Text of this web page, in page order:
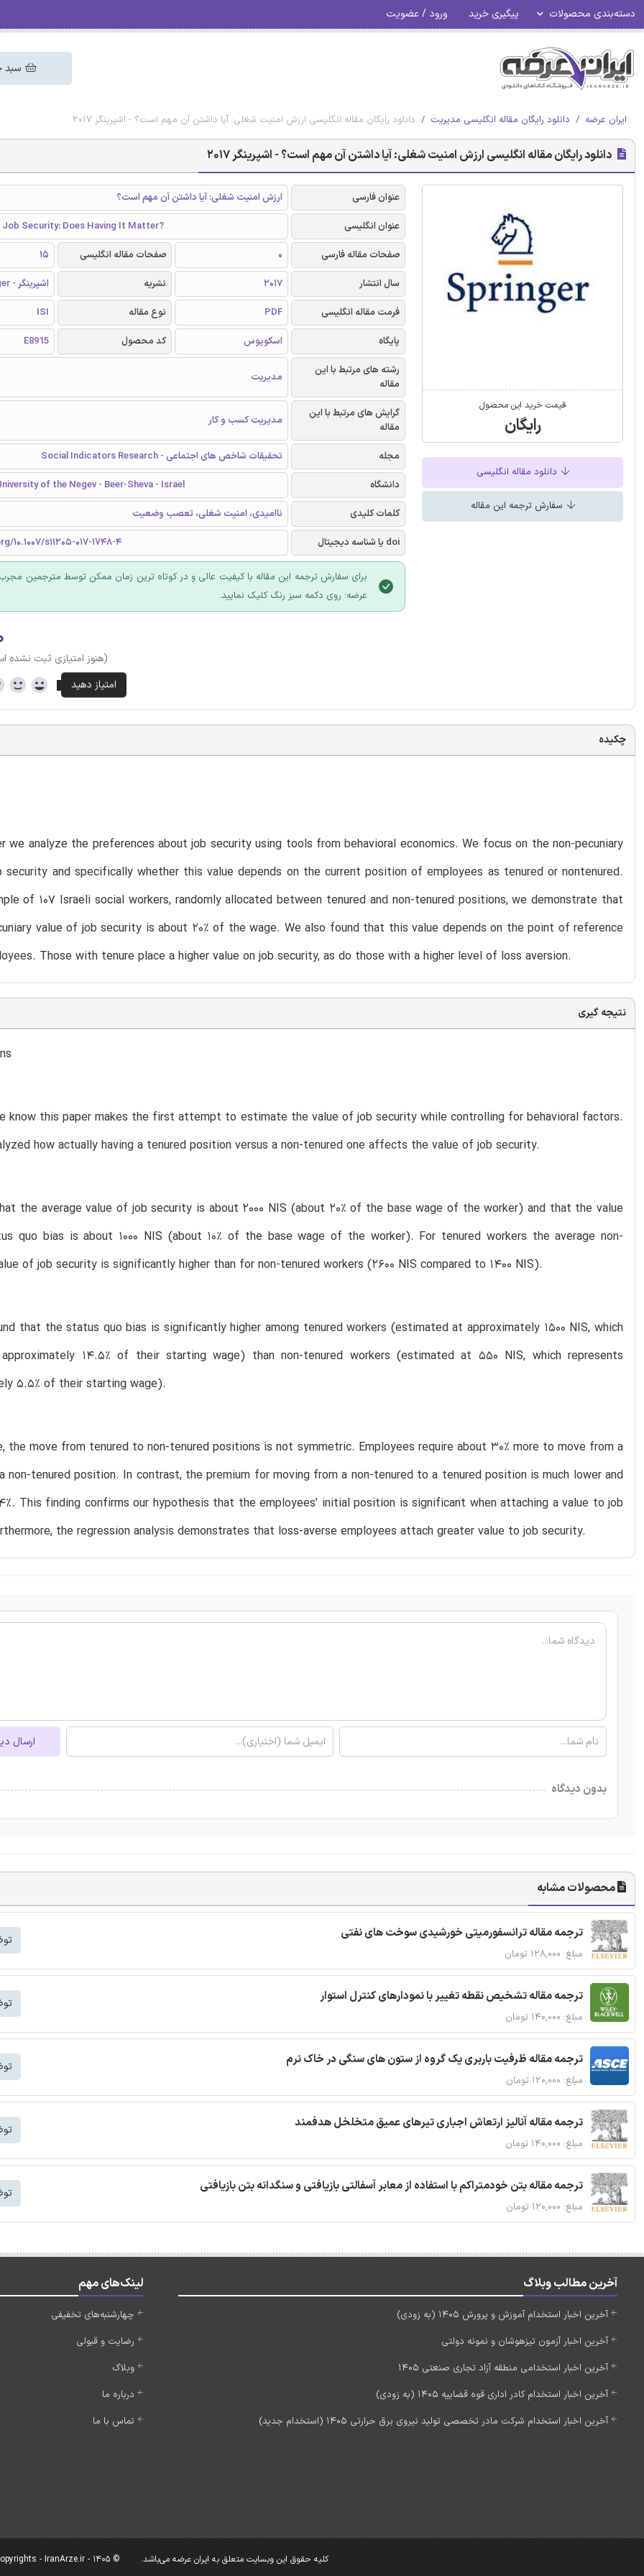
دسته‌بندی محصولات پیگیری خرید ورود / عضویت
سبد
ایران عرضه دانلود رایگان مقاله انگلیسی مدیریت دانلود رایگان مقاله انگلیسی ارزش امنیت شغلی: آیا داشتن آن مهم است؟ - اشپرینگر 2017
دانلود رایگان مقاله انگلیسی ارزش امنیت شغلی: آیا داشتن آن مهم است؟ - اشپرینگر 2017
قیمت خرید این محصول
رایگان
دانلود مقاله انگلیسی
سفارش ترجمه این مقاله
عنوان فارسی
ارزش امنیت شغلی: آیا داشتن آن مهم است؟
عنوان انگلیسی
Job Security: Does Having It Matter?
صفحات مقاله فارسی
0 صفحات مقاله انگلیسی
15
سال انتشار
2017 نشریه
اشپرینگر - Springer
فرمت مقاله انگلیسی
PDF نوع مقاله
ISI
پایگاه
اسکوپوس کد محصول
E8915
رشته های مرتبط با این
مقاله
مدیریت
گرایش های مرتبط با این
مقاله
مدیریت کسب و کار
مجله
تحقیقات شاخص های اجتماعی - Social Indicators Research
دانشگاه
of the Negev - Beer-Sheva - Israel
کلمات کلیدی
ناامیدی، امنیت شغلی، تعصب وضعیت
doi یا شناسه دیجیتال
10.1007/s11205-017-1748-4
برای سفارش ترجمه این مقاله با کیفیت عالی و در کوتاه ترین زمان ممکن توسط مترجمین
عرضه؛ روی دکمه سبز رنگ کلیک نمایید.
(هنوز امتیازی ثبت نشده
چکیده
we analyze the preferences about job security using tools from behavioral economics. We focus on the non-pecuniary
security and specifically whether this value depends on the current position of employees as tenured or nontenured.
of 107 Israeli social workers, randomly allocated between tenured and non-tenured positions, we demonstrate that
value of job security is about 20% of the wage. We also found that this value depends on the point of reference
Those with tenure place a higher value on job security, as do those with a higher level of loss aversion.
نتیجه گیری
know this paper makes the first attempt to estimate the value of job security while controlling for behavioral factors.
how actually having a tenured position versus a non-tenured one affects the value of job security.
the average value of job security is about 2000 NIS (about 20% of the base wage of the worker) and that the value
quo bias is about 1000 NIS (about 10% of the base wage of the worker). For tenured workers the average non-
of job security is significantly higher than for non-tenured workers (2600 NIS compared to 1400 NIS).
that the status quo bias is significantly higher among tenured workers (estimated at approximately 1500 NIS, which
14.5% of their starting wage) than non-tenured workers (estimated at 550 NIS, which represents
5.5% of their starting wage).
the move from tenured to non-tenured positions is not symmetric. Employees require about 30% more to move from a
non-tenured position. In contrast, the premium for moving from a non-tenured to a tenured position is much lower and
This finding confirms our hypothesis that the employees’ initial position is significant when attaching a value to job
the regression analysis demonstrates that loss-averse employees attach greater value to job security.
ارسال
بدون دیدگاه
محصولات مشابه
ترجمه مقاله ترانسفورمیتی خورشیدی سوخت های نفتی
مبلغ: ۱۲۸,۰۰۰ تومان
ترجمه مقاله تشخیص نقطه تغییر با نمودارهای کنترل استوار
مبلغ: ۱۴۰,۰۰۰ تومان
ترجمه مقاله ظرفیت باربری یک گروه از ستون های سنگی در خاک نرم
مبلغ: ۱۲۰,۰۰۰ تومان
ترجمه مقاله آنالیز ارتعاش اجباری تیرهای عمیق متخلخل هدفمند
مبلغ: ۱۴۰,۰۰۰ تومان
ترجمه مقاله بتن خودمتراکم با استفاده از معابر آسفالتی بازیافتی و سنگدانه بتن بازیافتی
مبلغ: ۱۲۰,۰۰۰ تومان
آخرین مطالب وبلاگ
آخرین اخبار استخدام آموزش و پرورش 1405 (به زودی)
آخرین اخبار آزمون تیزهوشان و نمونه دولتی
آخرین اخبار استخدامی منطقه آزاد تجاری صنعتی 1405
آخرین اخبار استخدام کادر اداری قوه قضاییه 1405 (به زودی)
آخرین اخبار استخدام شرکت مادر تخصصی تولید نیروی برق حرارتی 1405 (استخدام جدید)
لینک‌های مهم
چهارشنبه‌های تخفیفی
رضایت و قبولی
وبلاگ
درباره ما
تماس با ما
کلیه حقوق این وبسایت متعلق به ایران عرضه می‌باشد. © Copyrights - IranArze.ir - 1405